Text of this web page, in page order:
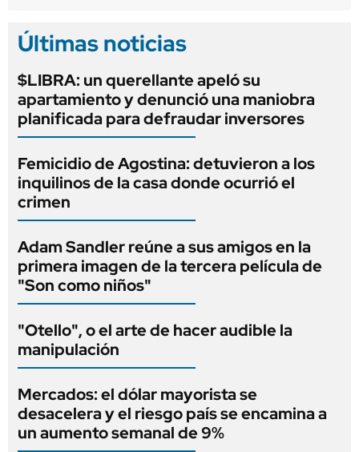
Últimas noticias
$LIBRA: un querellante apeló su
apartamiento y denunció una maniobra
planificada para defraudar inversores
Femicidio de Agostina: detuvieron a los
inquilinos de la casa donde ocurrió el
crimen
Adam Sandler reúne a sus amigos en la
primera imagen de la tercera película de
"Son como niños"
"Otello", o el arte de hacer audible la
manipulación
Mercados: el dólar mayorista se
desacelera y el riesgo país se encamina a
un aumento semanal de 9%